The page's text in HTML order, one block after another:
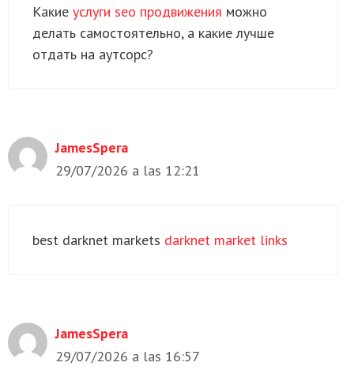
Какие услуги seo продвижения можно
делать самостоятельно, а какие лучше
отдать на аутсорс?
JamesSpera
29/07/2026 a las 12:21
best darknet markets darknet market links
JamesSpera
29/07/2026 a las 16:57